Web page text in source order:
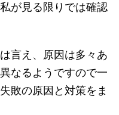
が見る限りでは確認
言え、原因は多々あ
なるようですので一
敗の原因と対策をま